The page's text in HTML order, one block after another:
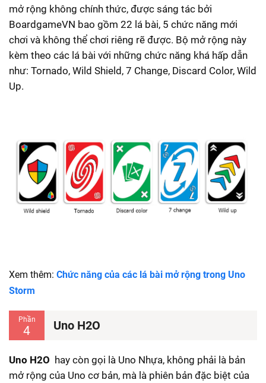
mở rộng không chính thức, được sáng tác bởi
BoardgameVN bao gồm 22 lá bài, 5 chức năng mới
chơi và không thể chơi riêng rẽ được. Bộ mở rộng này
kèm theo các lá bài với những chức năng khá hấp dẫn
như: Tornado, Wild Shield, 7 Change, Discard Color, Wild
Up.
Xem thêm: Chức năng của các lá bài mở rộng trong Uno
Storm
Phần
4 Uno H2O
Uno H2O hay còn gọi là Uno Nhựa, không phải là bản
mở rộng của Uno cơ bản, mà là phiên bản đặc biệt của